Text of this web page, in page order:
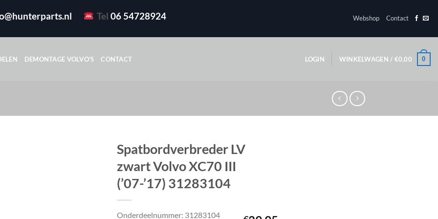
Tel 06 54728924 Webshop Contact
DEMONTAGE VOLVO’S CONTACT LOGIN WINKELWAGEN / €0,00 0
Spatbordverbreder LV
zwart Volvo XC70 III
(’07-’17) 31283104
Onderdeelnummer: 31283104